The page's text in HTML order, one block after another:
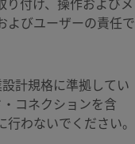
BAR @ 21℃
よびユーザーの責任で
計規格に準拠してい
コネクションを含
わないでください。